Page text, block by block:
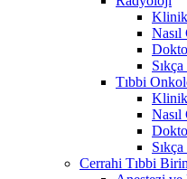
Klinik
Tıbbi
Klinik
Cerrahi Tıbbi